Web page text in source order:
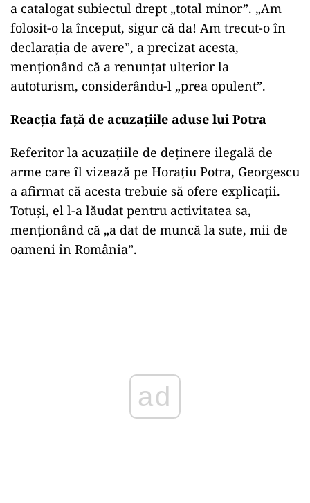
Un alt subiect controversat este folosirea de
către Georgescu a unei limuzine Mercedes GLE
Coupe, închiriată prin intermediul unei societăți
apropiate de Potra. Procurorii susțin că acesta a
iunie 2024 – ianuarie 2025, iar plata chiriei, de
Potra în numerar.
Georgescu a recunoscut că a folosit mașina, dar
a catalogat subiectul drept „total minor”. „Am
folosit-o la început, sigur că da! Am trecut-o în
declarația de avere”, a precizat acesta,
arme care îl vizează pe Horațiu Potra, Georgescu
a afirmat că acesta trebuie să ofere explicații.
Totuși, el l-a lăudat pentru activitatea sa,